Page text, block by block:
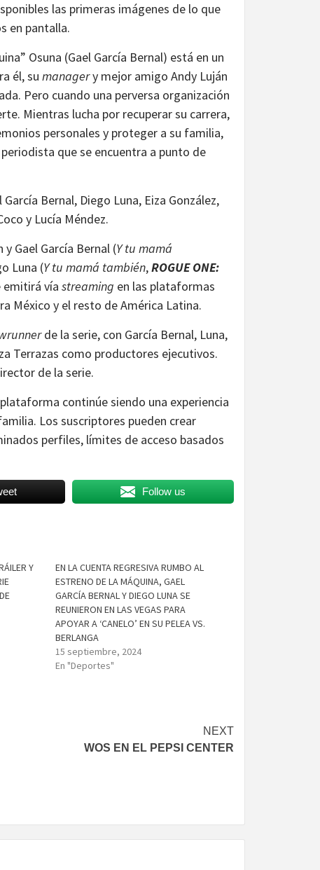
las primeras imágenes de lo que
en pantalla.
Osuna (Gael García Bernal) está en un
él, su managery mejor amigo Andy Luján
Pero cuando una perversa organización
Mientras lucha por recuperar su carrera,
personales y proteger a su familia,
que se encuentra a punto de
Bernal, Diego Luna, Eiza González,
y Lucía Méndez.
Gael García Bernal (Y tu mamá
Luna (Y tu mamá también,ROGUE ONE:
emitirá vía streaming en las plataformas
México y el resto de América Latina.
de la serie, con García Bernal, Luna,
Terrazas como productores ejecutivos.
de la serie.
continúe siendo una experiencia
Los suscriptores pueden crear
perfiles, límites de acceso basados
Follow us
Y
EN LA CUENTA REGRESIVA RUMBO AL
ESTRENO DE LA MÁQUINA, GAEL
GARCÍA BERNAL Y DIEGO LUNA SE
REUNIERON EN LAS VEGAS PARA
APOYAR A ‘CANELO’ EN SU PELEA VS.
BERLANGA
15 septiembre, 2024
En "Deportes"
NEXT
WOS EN EL PEPSI CENTER